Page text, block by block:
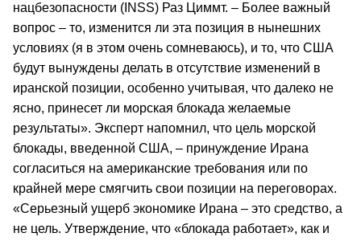
нацбезопасности (INSS) Раз Циммт. – Более важный
вопрос – то, изменится ли эта позиция в нынешних
условиях (я в этом очень сомневаюсь), и то, что США
будут вынуждены делать в отсутствие изменений в
иранской позиции, особенно учитывая, что далеко не
ясно, принесет ли морская блокада желаемые
результаты». Эксперт напомнил, что цель морской
блокады, введенной США, – принуждение Ирана
согласиться на американские требования или по
крайней мере смягчить свои позиции на переговорах.
«Серьезный ущерб экономике Ирана – это средство, а
не цель. Утверждение, что «блокада работает», как и